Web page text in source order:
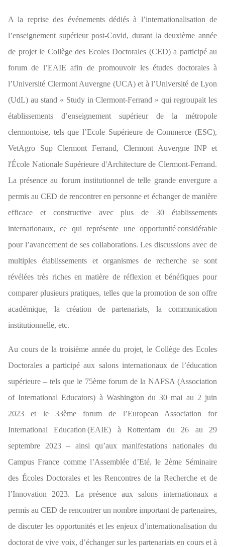
A la reprise des événements dédiés à l’internationalisation de
l’enseignement supérieur post-Covid, durant la deuxième année
de projet le Collège des Ecoles Doctorales (CED) a participé au
forum de l’EAIE afin de promouvoir les études doctorales à
l’Université Clermont Auvergne (UCA) et à l’Université de Lyon
(UdL) au stand « Study in Clermont-Ferrand » qui regroupait les
établissements d’enseignement supérieur de la métropole
clermontoise, tels que l’Ecole Supérieure de Commerce (ESC),
VetAgro Sup Clermont Ferrand, Clermont Auvergne INP et
l'École Nationale Supérieure d'Architecture de Clermont-Ferrand.
La présence au forum institutionnel de telle grande envergure a
permis au CED de rencontrer en personne et échanger de manière
efficace et constructive avec plus de 30 établissements
internationaux, ce qui représente une opportunité considérable
pour l’avancement de ses collaborations. Les discussions avec de
multiples établissements et organismes de recherche se sont
révélées très riches en matière de réflexion et bénéfiques pour
comparer plusieurs pratiques, telles que la promotion de son offre
académique, la création de partenariats, la communication
institutionnelle, etc.
Au cours de la troisième année du projet, le Collège des Ecoles
Doctorales a participé aux salons internationaux de l’éducation
supérieure – tels que le 75ème forum de la NAFSA (Association
of International Educators) à Washington du 30 mai au 2 juin
2023 et le 33ème forum de l’European Association for
International Education (EAIE) à Rotterdam du 26 au 29
septembre 2023 – ainsi qu’aux manifestations nationales du
Campus France comme l’Assemblée d’Eté, le 2ème Séminaire
des Écoles Doctorales et les Rencontres de la Recherche et de
l’Innovation 2023. La présence aux salons internationaux a
permis au CED de rencontrer un nombre important de partenaires,
de discuter les opportunités et les enjeux d’internationalisation du
doctorat de vive voix, d’échanger sur les partenariats en cours et à